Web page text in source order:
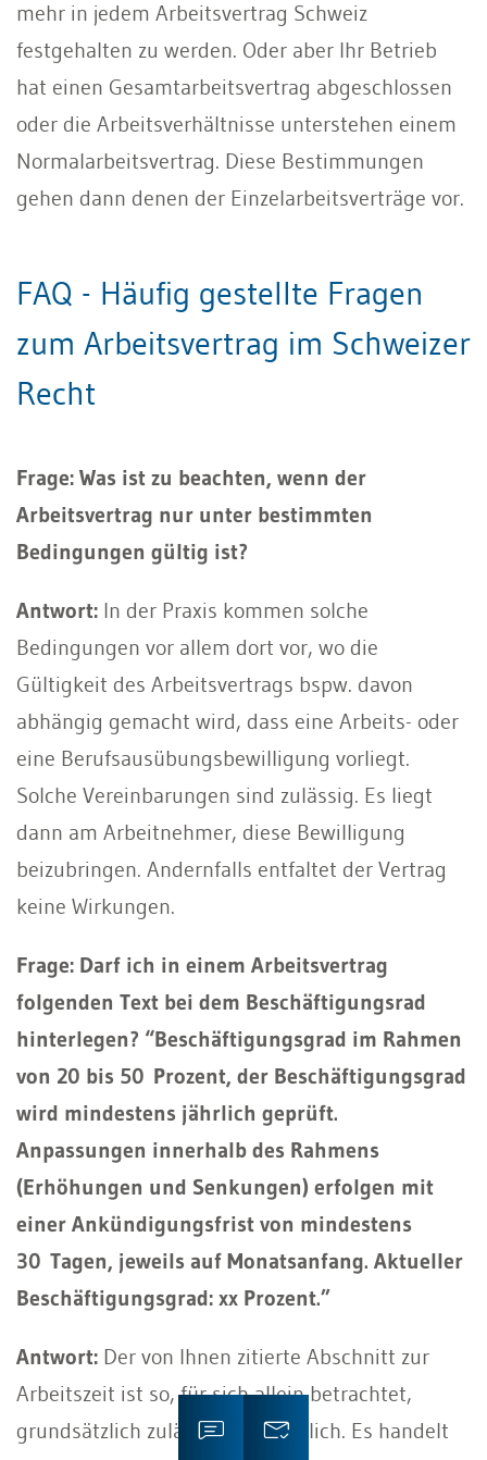
mehr in jedem Arbeitsvertrag Schweiz
festgehalten zu werden. Oder aber Ihr Betrieb
hat einen Gesamtarbeitsvertrag abgeschlossen
oder die Arbeitsverhältnisse unterstehen einem
Normalarbeitsvertrag. Diese Bestimmungen
gehen dann denen der Einzelarbeitsverträge vor.
FAQ - Häufig gestellte Fragen
zum Arbeitsvertrag im Schweizer
Recht
Frage: Was ist zu beachten, wenn der
Arbeitsvertrag nur unter bestimmten
Bedingungen gültig ist?
Antwort: In der Praxis kommen solche
Bedingungen vor allem dort vor, wo die
Gültigkeit des Arbeitsvertrags bspw. davon
abhängig gemacht wird, dass eine Arbeits- oder
eine Berufsausübungsbewilligung vorliegt.
Solche Vereinbarungen sind zulässig. Es liegt
dann am Arbeitnehmer, diese Bewilligung
beizubringen. Andernfalls entfaltet der Vertrag
keine Wirkungen.
Frage: Darf ich in einem Arbeitsvertrag
folgenden Text bei dem Beschäftigungsrad
hinterlegen? “Beschäftigungsgrad im Rahmen
von 20 bis 50 Prozent, der Beschäftigungsgrad
wird mindestens jährlich geprüft.
Anpassungen innerhalb des Rahmens
(Erhöhungen und Senkungen) erfolgen mit
einer Ankündigungsfrist von mindestens
30 Tagen, jeweils auf Monatsanfang. Aktueller
Beschäftigungsgrad: xx Prozent.”
Antwort: Der von Ihnen zitierte Abschnitt zur
Arbeitszeit ist so, für sich allein betrachtet,
grundsätzlich zulässig und möglich. Es handelt